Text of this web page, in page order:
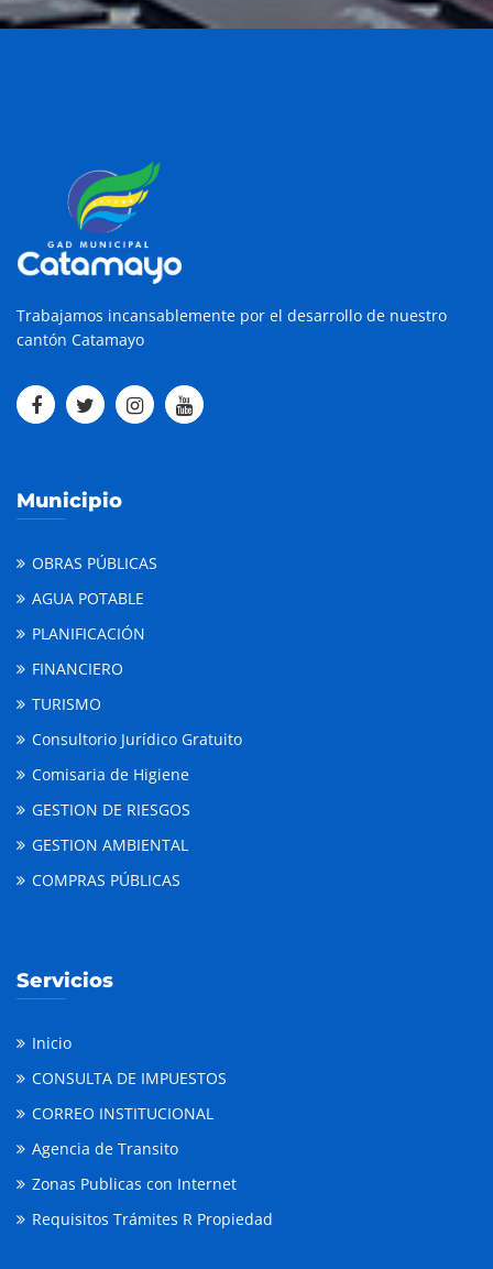
Trabajamos incansablemente por el desarrollo de nuestro
cantón Catamayo
Municipio
OBRAS PÚBLICAS
AGUA POTABLE
PLANIFICACIÓN
FINANCIERO
TURISMO
Consultorio Jurídico Gratuito
Comisaria de Higiene
GESTION DE RIESGOS
GESTION AMBIENTAL
COMPRAS PÚBLICAS
Servicios
Inicio
CONSULTA DE IMPUESTOS
CORREO INSTITUCIONAL
Agencia de Transito
Zonas Publicas con Internet
Requisitos Trámites R Propiedad